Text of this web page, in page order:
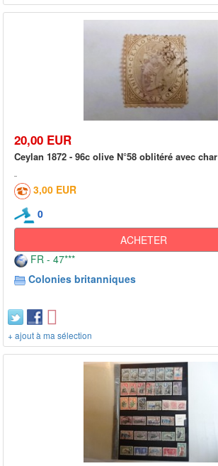
20,00 EUR
Ceylan 1872 - 96c olive N°58 oblitéré avec char
3,00 EUR
0
ACHETER
FR - 47***
Colonies britanniques
+ ajout à ma sélection